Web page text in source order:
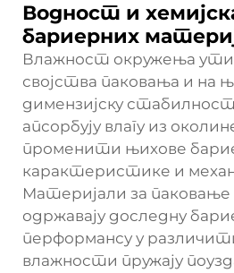
Водност и
бариерних
Влажност окружења
својства паковања и на
димензијску
апсорбују влагу из
променити њихове
карактеристике и
Материјали за паковање
одржавају доследну
перформансу у
влажности пружају